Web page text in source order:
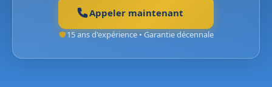
Appeler maintenant
15 ans d'expérience • Garantie décennale